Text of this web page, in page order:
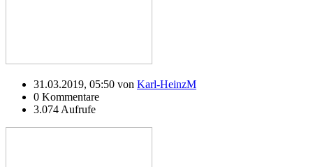
31.03.2019, 05:50 von Karl-HeinzM
0 Kommentare
3.074 Aufrufe